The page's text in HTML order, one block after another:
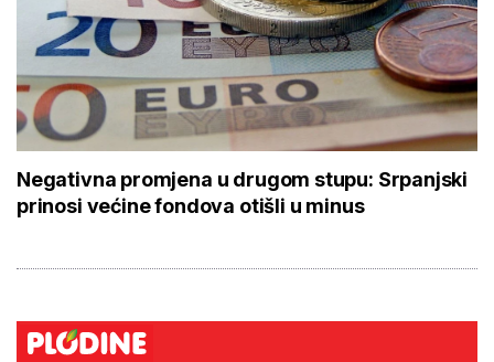
Negativna promjena u drugom stupu: Srpanjski
prinosi većine fondova otišli u minus